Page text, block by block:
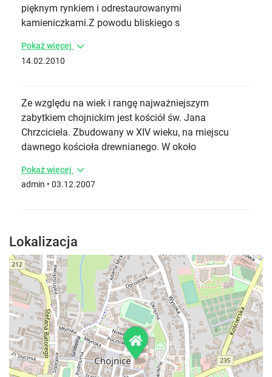
pięknym rynkiem i odrestaurowanymi
kamieniczkami.Z powodu bliskiego s
Pokaż więcej
14.02.2010
Ze względu na wiek i rangę najważniejszym
zabytkiem chojnickim jest kościół św. Jana
Chrzciciela. Zbudowany w XIV wieku, na miejscu
dawnego kościoła drewnianego. W około
Pokaż więcej
admin • 03.12.2007
Lokalizacja